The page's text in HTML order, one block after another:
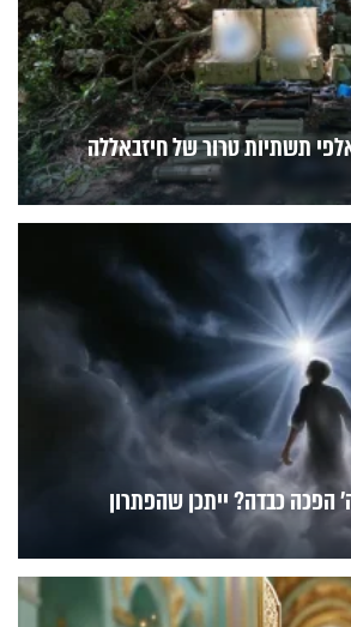
תשתיות טרור של חיזבאללה
הפכה כבדה? ייתכן שהפתרון